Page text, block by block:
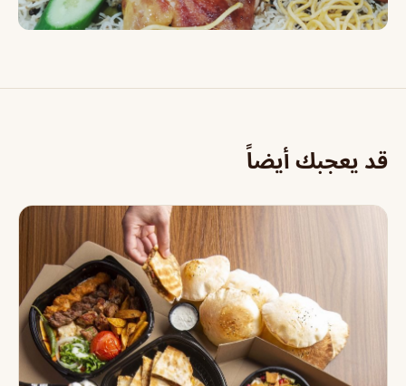
قد يعجبك أيضاً